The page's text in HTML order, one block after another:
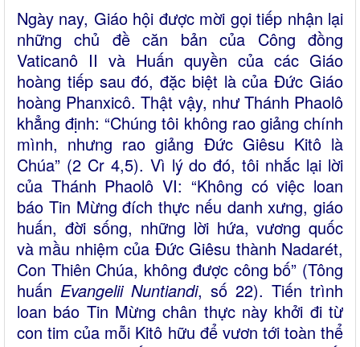
Ngày nay, Giáo hội được mời gọi tiếp nhận lại
những chủ đề căn bản của Công đồng
Vaticanô II và Huấn quyền của các Giáo
hoàng tiếp sau đó, đặc biệt là của Đức Giáo
hoàng Phanxicô. Thật vậy, như Thánh Phaolô
khẳng định: “Chúng tôi không rao giảng chính
mình, nhưng rao giảng Đức Giêsu Kitô là
Chúa” (2 Cr 4,5). Vì lý do đó, tôi nhắc lại lời
của Thánh Phaolô VI: “Không có việc loan
báo Tin Mừng đích thực nếu danh xưng, giáo
huấn, đời sống, những lời hứa, vương quốc
và mầu nhiệm của Đức Giêsu thành Nadarét,
Con Thiên Chúa, không được công bố” (Tông
huấn Evangelii Nuntiandi, số 22). Tiến trình
loan báo Tin Mừng chân thực này khởi đi từ
con tim của mỗi Kitô hữu để vươn tới toàn thể